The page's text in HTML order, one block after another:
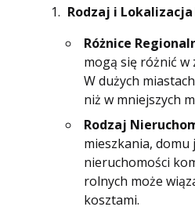
Rodzaj i
Różnice
mogą się różnić w
W dużych
niż w mniejszych
Rodzaj
mieszkania,
nieruchomości
rolnych może
kosztami.